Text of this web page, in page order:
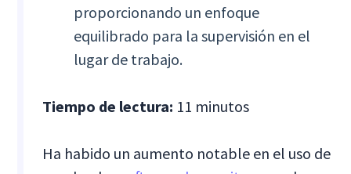
proporcionando un enfoque
equilibrado para la supervisión en el
lugar de trabajo.
Tiempo de lectura: 11 minutos
Ha habido un aumento notable en el uso de